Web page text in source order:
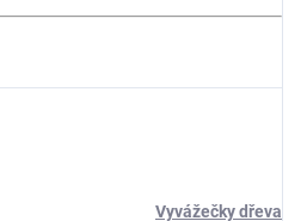
Vyvážečky dřeva